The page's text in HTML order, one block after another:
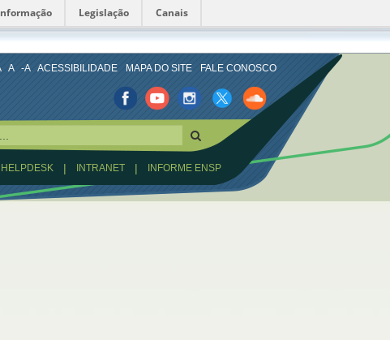
Legislação Canais
A -A ACESSIBILIDADE MAPA DO SITE FALE CONOSCO
FacebookYoutubeIstagranTwitter
Sound
Cloud
HELPDESK | INTRANET | INFORME ENSP